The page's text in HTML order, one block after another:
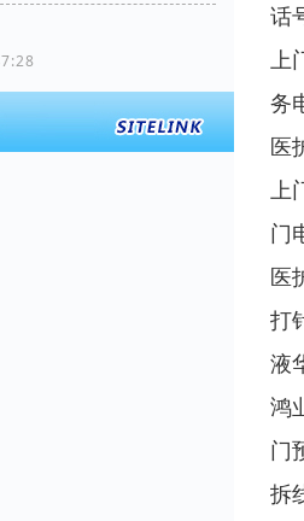
话
上
务
医
上
门
医
打
液
鸿
门
拆